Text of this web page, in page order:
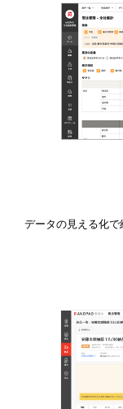
データの見える化で